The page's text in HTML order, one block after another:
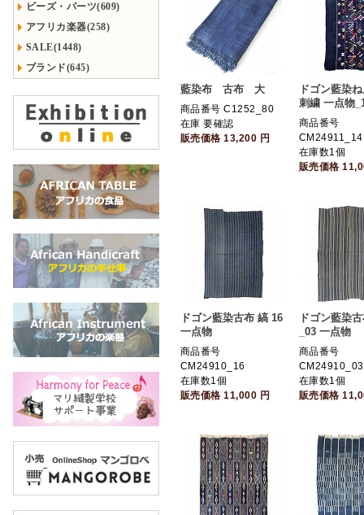
ビーズ・パーツ(609)
アフリカ楽器(258)
SALE(1448)
ブランド(645)
藍染布 古布 大
商品番号 C1252_80
在庫 要確認
販売価格13,200 円
ドゴン藍染
刺繍 一点物
商品番号
CM24911_14
在庫数1個
販売価格
ドゴン藍染古布 縞 16
一点物
商品番号
CM24910_16
在庫数1個
販売価格11,000 円
ドゴン藍染
_03 一点物
商品番号
CM24910_03
在庫数1個
販売価格